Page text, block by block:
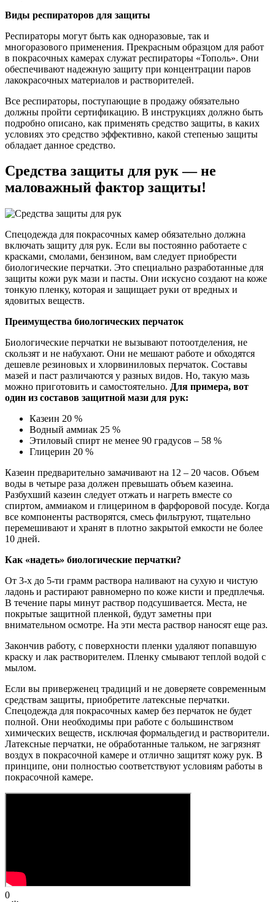
Виды респираторов для защиты
Респираторы могут быть как одноразовые, так и
многоразового применения. Прекрасным образцом для работ
в покрасочных камерах служат респираторы «Тополь». Они
обеспечивают надежную защиту при концентрации паров
лакокрасочных материалов и растворителей.
Все респираторы, поступающие в продажу обязательно
должны пройти сертификацию. В инструкциях должно быть
подробно описано, как применять средство защиты, в каких
условиях это средство эффективно, какой степенью защиты
обладает данное средство.
Средства защиты для рук — не
маловажный фактор защиты!
Спецодежда для покрасочных камер обязательно должна
включать защиту для рук. Если вы постоянно работаете с
красками, смолами, бензином, вам следует приобрести
биологические перчатки. Это специально разработанные для
защиты кожи рук мази и пасты. Они искусно создают на коже
тонкую пленку, которая и защищает руки от вредных и
ядовитых веществ.
Преимущества биологических перчаток
Биологические перчатки не вызывают потоотделения, не
скользят и не набухают. Они не мешают работе и обходятся
дешевле резиновых и хлорвиниловых перчаток. Составы
мазей и паст различаются у разных видов. Но, такую мазь
можно приготовить и самостоятельно. Для примера, вот
один из составов защитной мази для рук:
Казеин 20 %
Водный аммиак 25 %
Этиловый спирт не менее 90 градусов – 58 %
Глицерин 20 %
Казеин предварительно замачивают на 12 – 20 часов. Объем
воды в четыре раза должен превышать объем казеина.
Разбухший казеин следует отжать и нагреть вместе со
спиртом, аммиаком и глицерином в фарфоровой посуде. Когда
все компоненты растворятся, смесь фильтруют, тщательно
перемешивают и хранят в плотно закрытой емкости не более
10 дней.
Как «надеть» биологические перчатки?
От 3-х до 5-ти грамм раствора наливают на сухую и чистую
ладонь и растирают равномерно по коже кисти и предплечья.
В течение пары минут раствор подсушивается. Места, не
покрытые защитной пленкой, будут заметны при
внимательном осмотре. На эти места раствор наносят еще раз.
Закончив работу, с поверхности пленки удаляют попавшую
краску и лак растворителем. Пленку смывают теплой водой с
мылом.
Если вы приверженец традиций и не доверяете современным
средствам защиты, приобретите латексные перчатки.
Спецодежда для покрасочных камер без перчаток не будет
полной. Они необходимы при работе с большинством
химических веществ, исключая формальдегид и растворители.
Латексные перчатки, не обработанные тальком, не загрязнят
воздух в покрасочной камере и отлично защитят кожу рук. В
принципе, они полностью соответствуют условиям работы в
покрасочной камере.
0